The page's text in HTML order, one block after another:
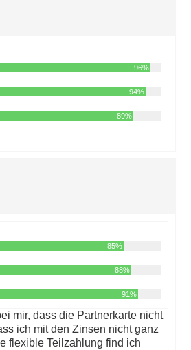
96%
94%
89%
85%
88%
91%
mir, dass die Partnerkarte nicht
ich mit den Zinsen nicht ganz
flexible Teilzahlung find ich